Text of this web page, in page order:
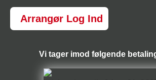
Arrangør Log Ind
Vi tager imod følgende